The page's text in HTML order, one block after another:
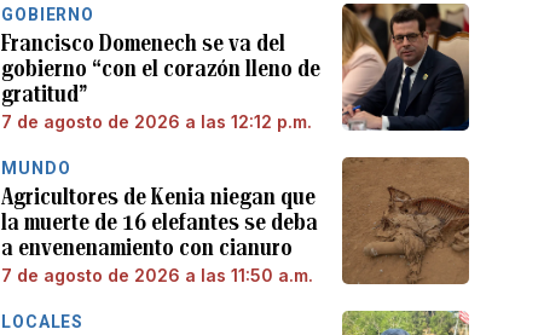
GOBIERNO
Francisco Domenech se va del
gobierno “con el corazón lleno de
gratitud”
7 de agosto de 2026 a las 12:12 p.m.
MUNDO
Agricultores de Kenia niegan que
la muerte de 16 elefantes se deba
a envenenamiento con cianuro
7 de agosto de 2026 a las 11:50 a.m.
LOCALES